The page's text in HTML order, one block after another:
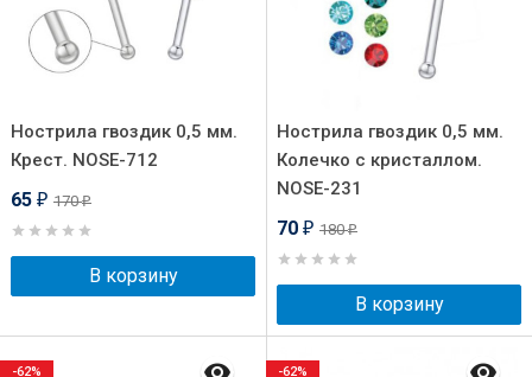
Нострила гвоздик 0,5 мм.
Крест. NOSE-712
65 ₽ 170₽
В корзину
Нострила гвоздик 0,5 мм.
Колечко с кристаллом.
NOSE-231
70 ₽ 180₽
В корзину
-62% -62%